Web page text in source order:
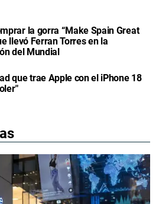
la gorra “Make Spain Great
llevó Ferran Torres en la
del Mundial
que trae Apple con el iPhone 18